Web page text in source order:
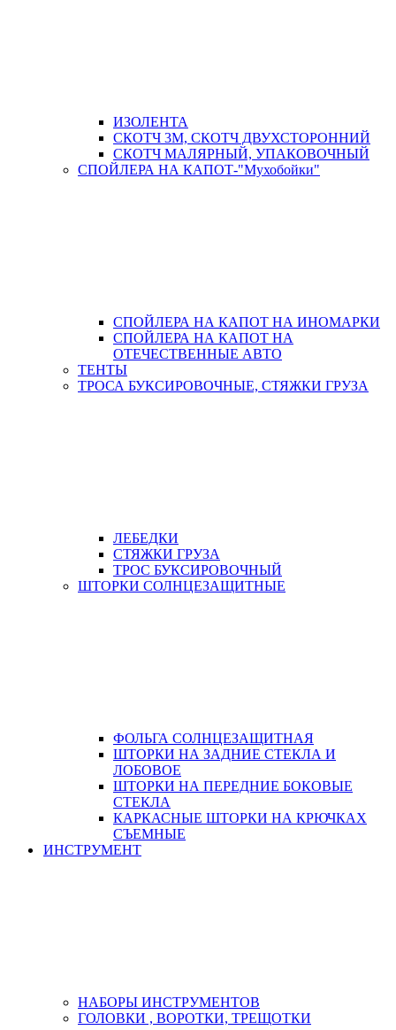
ИЗОЛЕНТА
СКОТЧ 3М, СКОТЧ ДВУХСТОРОННИЙ
СКОТЧ МАЛЯРНЫЙ, УПАКОВОЧНЫЙ
СПОЙЛЕРА НА КАПОТ-"Мухобойки"
СПОЙЛЕРА НА КАПОТ НА ИНОМАРКИ
СПОЙЛЕРА НА КАПОТ НА
ОТЕЧЕСТВЕННЫЕ АВТО
ТЕНТЫ
ТРОСА БУКСИРОВОЧНЫЕ, СТЯЖКИ ГРУЗА
ЛЕБЕДКИ
СТЯЖКИ ГРУЗА
ТРОС БУКСИРОВОЧНЫЙ
ШТОРКИ СОЛНЦЕЗАЩИТНЫЕ
ФОЛЬГА СОЛНЦЕЗАЩИТНАЯ
ШТОРКИ НА ЗАДНИЕ СТЕКЛА И
ЛОБОВОЕ
ШТОРКИ НА ПЕРЕДНИЕ БОКОВЫЕ
СТЕКЛА
КАРКАСНЫЕ ШТОРКИ НА КРЮЧКАХ
СЪЕМНЫЕ
ИНСТРУМЕНТ
НАБОРЫ ИНСТРУМЕНТОВ
ГОЛОВКИ , ВОРОТКИ, ТРЕЩОТКИ